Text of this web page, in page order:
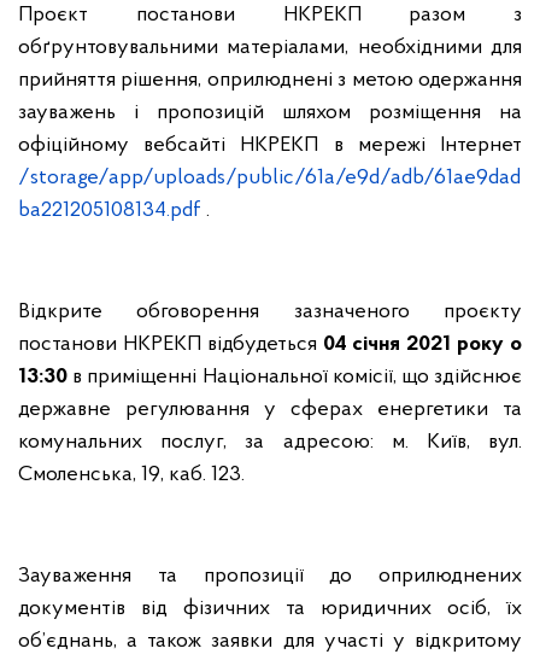
Проєкт постанови НКРЕКП разом з
обґрунтовувальними матеріалами, необхідними для
прийняття рішення, оприлюднені з метою одержання
зауважень і пропозицій шляхом розміщення на
офіційному вебсайті НКРЕКП в мережі Інтернет
/storage/app/uploads/public/61a/e9d/adb/61ae9dad
ba221205108134.pdf .
Відкрите обговорення зазначеного проєкту
постанови НКРЕКП відбудеться 04 січня 2021 року о
13:30 в приміщенні Національної комісії, що здійснює
державне регулювання у сферах енергетики та
комунальних послуг, за адресою: м. Київ, вул.
Смоленська, 19, каб. 123.
Зауваження та пропозиції до оприлюднених
документів від фізичних та юридичних осіб, їх
об’єднань, а також заявки для участі у відкритому